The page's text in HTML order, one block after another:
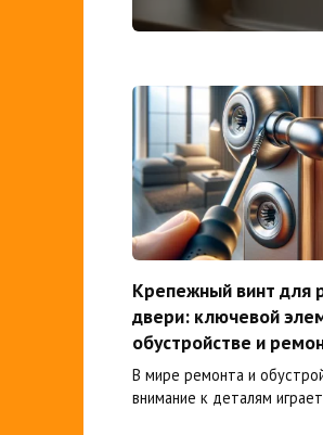
Крепежный винт для
двери: ключевой
обустройстве и
В мире ремонта и
внимание к деталям играет